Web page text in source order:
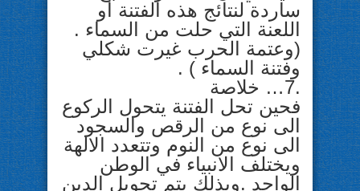
ساردة لنتائج هذه الفتنة او
اللعنة التي حلت من السماء .
(وعتمة الحرب غيرت شكلي
وفتنة السماء ) .
.7… خلاصة
فحين تحل الفتنة يتحول الركوع
الى نوع من الرقص والسجود
الى نوع من النوم وتتعدد الالهة
ويختلف الانبياء في الوطن
الواحد .وبذلك يتم تحويل الدين